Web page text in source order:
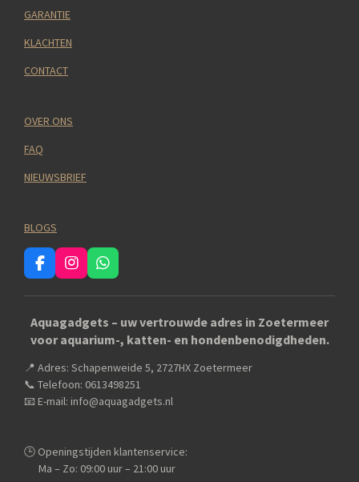
GARANTIE
KLACHTEN
CONTACT
OVER ONS
FAQ
NIEUWSBRIEF
BLOGS
F
a
c
b
o
k
I
n
s
a
g
a
m
W
h
a
s
A
p
Aquagadgets – uw vertrouwde adres in Zoetermeer
voor aquarium-, katten- en hondenbenodigdheden.
📍 Adres: Schapenweide 5, 2727HX Zoetermeer
📞 Telefoon: 0613498251
📧 E-mail: info@aquagadgets.nl
🕒 Openingstijden klantenservice:
Ma – Zo: 09:00 uur – 21:00 uur